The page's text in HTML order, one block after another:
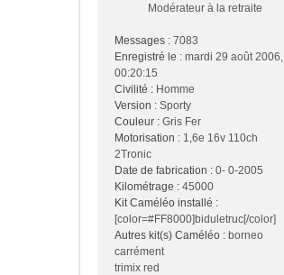
Modérateur à la retraite
Messages : 7083
Enregistré le : mardi 29 août 2006,
00:20:15
Civilité : Homme
Version : Sporty
Couleur : Gris Fer
Motorisation : 1,6e 16v 110ch
2Tronic
Date de fabrication : 0- 0-2005
Kilométrage : 45000
Kit Caméléo installé :
[color=#FF8000]biduletruc[/color]
Autres kit(s) Caméléo : borneo
carrément
trimix red